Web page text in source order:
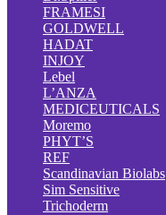
FRAMESI
GOLDWELL
HADAT
INJOY
Lebel
L’ANZA
MEDICEUTICALS
Moremo
PHYT’S
REF
Scandinavian Biolabs
Sim Sensitive
Trichoderm